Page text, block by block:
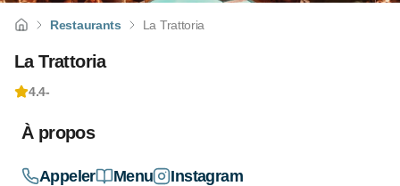
Restaurants La Trattoria
La Trattoria
4.4-
À propos
Appeler Menu
Instagram